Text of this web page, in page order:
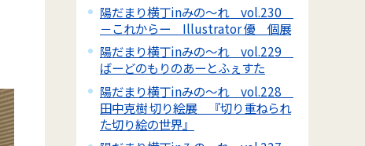
陽だまり横丁inみの～れ vol.230
－これからー Illustrator 優 個展
陽だまり横丁inみの～れ vol.229
ばーどのもりのあーとふぇすた
陽だまり横丁inみの～れ vol.228
田中克樹 切り絵展 『切り重ねられ
た切り絵の世界』